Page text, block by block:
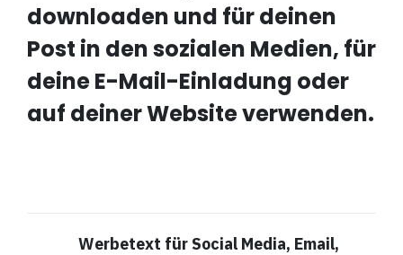
downloaden und für deinen
Post in den sozialen Medien, für
deine E-Mail-Einladung oder
auf deiner Website verwenden.
Werbetext für Social Media, Email,